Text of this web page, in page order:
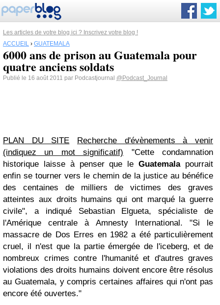
Les articles de votre blog ici ? Inscrivez votre blog !
ACCUEIL › GUATEMALA
6000 ans de prison au Guatemala pour
quatre anciens soldats
Publié le 16 août 2011 par Podcastjournal @Podcast_Journal
PLAN DU SITE
Recherche d'évènements à venir
(indiquez un mot significatif)
"Cette condamnation
historique laisse à penser que leGuatemalapourrait
enfin se tourner vers le chemin de la justice au bénéfice
des centaines de milliers de victimes des graves
atteintes aux droits humains qui ont marqué la guerre
civile", a indiqué Sebastian Elgueta, spécialiste de
l'Amérique centrale à Amnesty International. "Si le
massacre de Dos Erres en 1982 a été particulièrement
cruel, il n'est que la partie émergée de l'iceberg, et de
nombreux crimes contre l'humanité et d'autres graves
violations des droits humains doivent encore être résolus
au Guatemala, y compris certaines affaires qui n'ont pas
encore été ouvertes."